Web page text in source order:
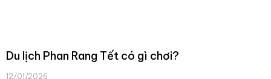
Du lịch Phan Rang Tết có gì chơi?
12/01/2026